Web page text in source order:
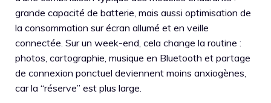
grande capacité de batterie, mais aussi optimisation de
la consommation sur écran allumé et en veille
connectée. Sur un week-end, cela change la routine :
photos, cartographie, musique en Bluetooth et partage
de connexion ponctuel deviennent moins anxiogènes,
car la “réserve” est plus large.